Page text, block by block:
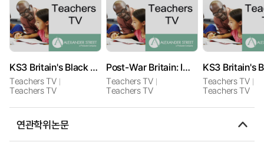
KS3 Britain's Black History: Coffee Houses and the Slave Trade
Teachers TV
Teachers TV
Post-War Britain: Immigration: The Immigrantâ€™s Story
Teachers TV
Teachers TV
Teachers TV
Teachers TV
연관학위논문